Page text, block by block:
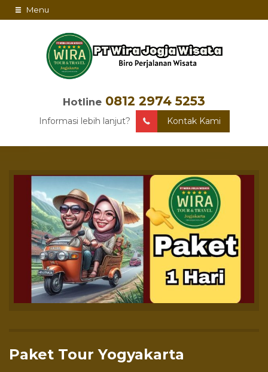
Menu
Hotline 0812 2974 5253
Informasi lebih lanjut? Kontak Kami
Paket Tour Yogyakarta